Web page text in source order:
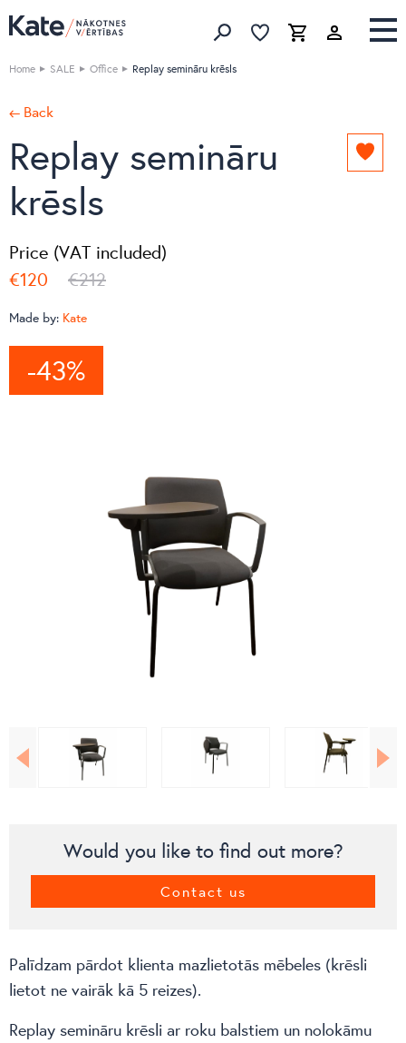
Search Favorites list
Cart
Home SALE Office Replay semināru krēsls
← Back
Replay semināru
krēsls
Add
Price (VAT included)
€120
€212
Made by: Kate
-43%
Would you like to find out more?
Contact us
Palīdzam pārdot klienta mazlietotās mēbeles (krēsli
lietot ne vairāk kā 5 reizes).
Replay semināru krēsli ar roku balstiem un nolokāmu